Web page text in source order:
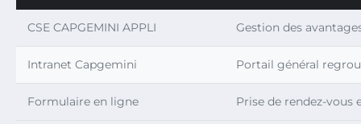
CSE CAPGEMINI APPLI Gestion des
Intranet Capgemini Portail général
Formulaire en ligne Prise de rendez-vous